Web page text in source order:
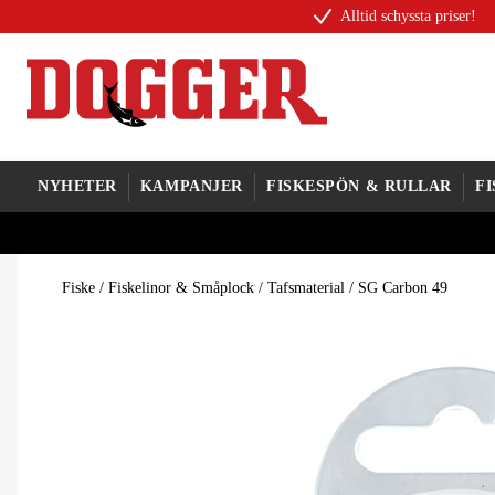
Alltid schyssta priser!
NYHETER KAMPANJER FISKESPÖN & RULLAR
Fiske / Fiskelinor & Småplock / Tafsmaterial / SG Carbon 49